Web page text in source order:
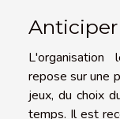
L'organisation
repose sur une
jeux, du choix
temps. Il est